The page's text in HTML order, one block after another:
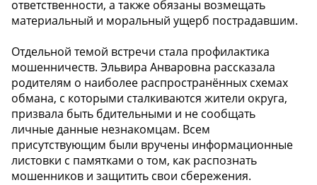
ответственности, а также обязаны возмещать
материальный и моральный ущерб пострадавшим.
Отдельной темой встречи стала профилактика
мошенничеств. Эльвира Анваровна рассказала
родителям о наиболее распространённых схемах
обмана, с которыми сталкиваются жители округа,
призвала быть бдительными и не сообщать
личные данные незнакомцам. Всем
присутствующим были вручены информационные
листовки с памятками о том, как распознать
мошенников и защитить свои сбережения.